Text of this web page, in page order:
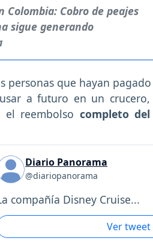
personas que hayan
a futuro en un
el reembolso completo
Diario Panorama
@diariopanorama
compañía Disney Cruise...
Ver